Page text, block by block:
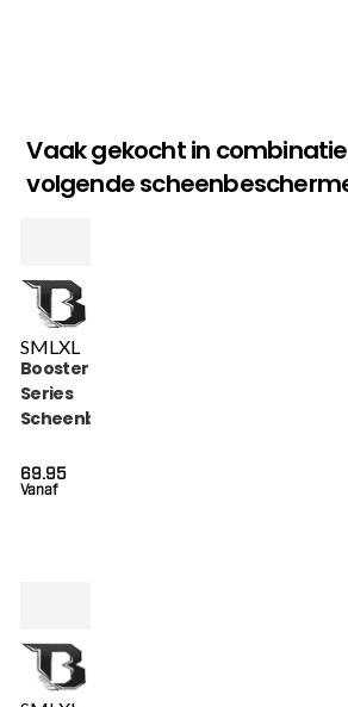
Vaak gekocht in
volgende
SML XL
Booster Bangkok
Series
Scheenbeschermers
SG)
Vanaf
69.95